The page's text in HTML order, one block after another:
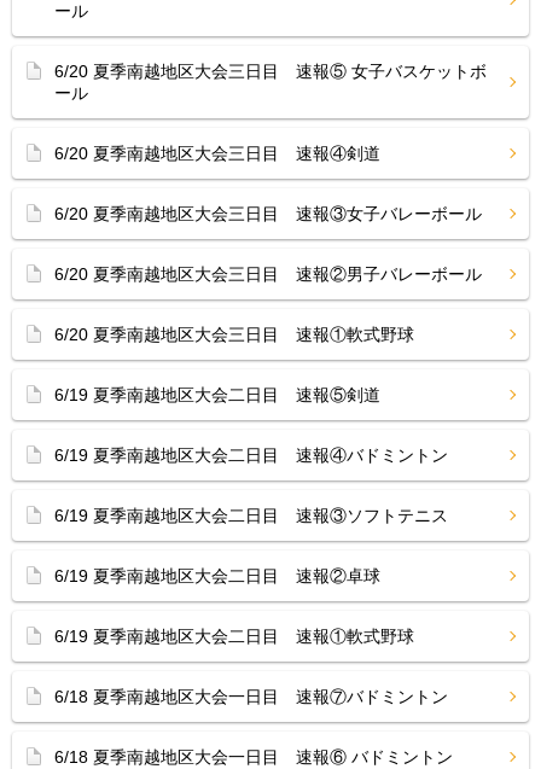
ール
6/20 夏季南越地区大会三日目 速報⑤ 女子バスケットボ
ール
6/20 夏季南越地区大会三日目 速報④剣道
6/20 夏季南越地区大会三日目 速報③女子バレーボール
6/20 夏季南越地区大会三日目 速報②男子バレーボール
6/20 夏季南越地区大会三日目 速報①軟式野球
6/19 夏季南越地区大会二日目 速報⑤剣道
6/19 夏季南越地区大会二日目 速報④バドミントン
6/19 夏季南越地区大会二日目 速報③ソフトテニス
6/19 夏季南越地区大会二日目 速報②卓球
6/19 夏季南越地区大会二日目 速報①軟式野球
6/18 夏季南越地区大会一日目 速報⑦バドミントン
6/18 夏季南越地区大会一日目 速報⑥ バドミントン